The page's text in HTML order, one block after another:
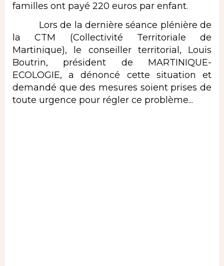
familles ont payé 220 euros par enfant.
Lors de la dernière séance plénière de
la CTM (Collectivité Territoriale de
Martinique), le conseiller territorial, Louis
Boutrin, président de MARTINIQUE-
ECOLOGIE, a dénoncé cette situation et
demandé que des mesures soient prises de
toute urgence pour régler ce problème...